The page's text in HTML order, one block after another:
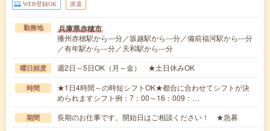
WEB登録OK 派遣
勤務地 兵庫県赤穂市
播州赤穂駅から---分／坂越駅から---分／備前福河駅から---分
／有年駅から---分／天和駅から---分
曜日頻度 週2日～5日OK（月～金） ★土日休みOK
時間
★1日4時間～の時短シフトOK★都合に合わせてシフトが決
められますシフト例：7：00～16：009：…
期間 長期のお仕事です。開始日はご相談ください！ ★急募